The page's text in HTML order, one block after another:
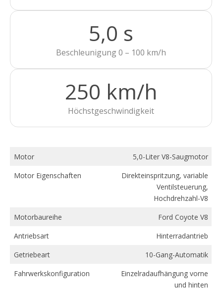
5,0 s
Beschleunigung 0 – 100 km/h
250 km/h
Höchstgeschwindigkeit
Motor
5,0-Liter V8-Saugmotor
Motor Eigenschaften
Direkteinspritzung, variable
Ventilsteuerung,
Hochdrehzahl-V8
Motorbaureihe
Ford Coyote V8
Antriebsart
Hinterradantrieb
Getriebeart
10-Gang-Automatik
Fahrwerkskonfiguration
Einzelradaufhängung vorne
und hinten